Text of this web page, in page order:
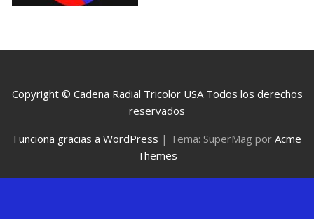
Copyright © Cadena Radial Tricolor USA Todos los derechos
reservados
Funciona gracias a WordPress | Tema: SuperMag por Acme
Themes